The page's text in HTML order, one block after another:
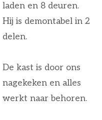
laden en 8 deuren.
Hij is demontabel in 2
delen.
De kast is door ons
nagekeken en alles
werkt naar behoren.